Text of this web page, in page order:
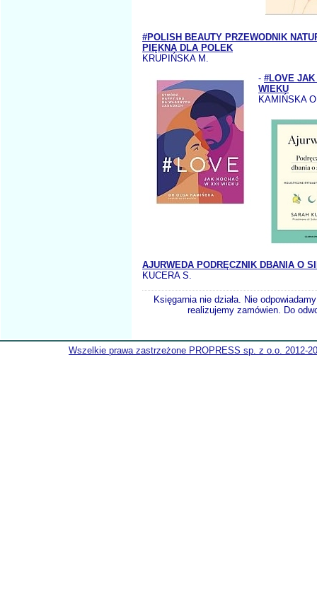
#POLISH BEAUTY PRZEWODNIK
PIĘKNA DLA POLEK
KRUPIŃSKA M.
- #LOVE JAK
WIEKU
KAMIŃSKA
AJURWEDA PODRĘCZNIK DBANIA O
KUCERA S.
Księgarnia nie działa. Nie
realizujemy zamówien. Do
Wszelkie prawa zastrzeżone PROPRESS sp. z o.o. 2012-